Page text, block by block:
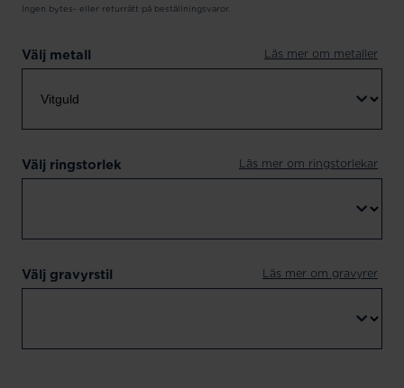
Ingen bytes- eller returrätt på beställningsvaror.
Välj metall Läs mer om metaller
Välj ringstorlek Läs mer om ringstorlekar
Välj gravyrstil Läs mer om gravyrer